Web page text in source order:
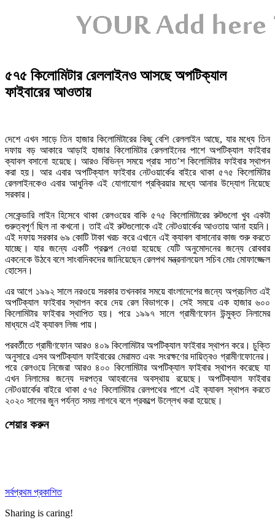
৫৭৫ কিলোমিটার রেললাইনও আসছে অপটিক্যাল
ফাইবারের আওতায়
দেশে এখন সাড়ে তিন হাজার কিলোমিটারের কিছু বেশি রেললাইন আছে, যার মধ্যে তিন
দফায় বড় আকারে আড়াই হাজার কিলোমিটার রেললাইনের পাশে অপটিক্যাল ফাইবার
ক্যাবল বসানো হয়েছে। আরও বিভিন্ন সময়ে প্রায় সাত’শ কিলোমিটার ফাইবার স্থাপন
করা হয়। আর এবার অপটিক্যাল ফাইবার নেটওয়ার্কের বাইরে থাকা ৫৭৫ কিলোমিটার
রেললাইনকেও এবার আধুনিক এই যোগাযোগ প্রক্রিয়ার মধ্যে আনার উদ্যোগ নিয়েছে
সরকার।
সেকেন্ডারি লাইন হিসেবে থাকা রেলওয়ের বাকি ৫৭৫ কিলোমিটারের রুটগুলো খুব একটা
গুরুত্বপূর্ণ ছিল না কখনো। তাই এই রুটগুলোকে এই নেটওয়ার্কের আওতায় আনা হয়নি।
এই দফায় সরকার ৬৯ কোটি টাকা খরচ করে এখানে এই ক্যাবল বাসানোর কাজ শুরু করতে
যাচ্ছে। যার জন্যে একটি প্রকল্প নেওয়া হয়েছে যেটি অনুমোদনের জন্যে রোববার
একনেকে উঠবে বলে সাংবাদিকদের জানিয়েছেন রেলপথ মন্ত্রনালয়েল সচিব মোঃ মোফাজ্জেল
হোসেন।
এর আগে ১৯৯২ সালে নরওয়ে সরকার তখনকার সময়ে বাংলাদেশের জন্যে অপ্রচলিত এই
অপটিক্যাল ফাইবার স্থাপন করে দেয় রেল বিভাগকে। সেই সময়ে এক হাজার ৬০০
কিলোমিটার ফাইবার স্থাপিত হয়। পরে ১৯৯৭ সালে গ্রামীণফোন উন্মুক্ত নিলামের
মাধ্যমে এই ক্যাবল লিজ পায়।
পরবর্তীতে গ্রামীণফোন আরও ৪০৯ কিলোমিটার অপটিক্যাল ফাইবার স্থাপন করে। চুক্তি
অনুসারে এসব অপটিক্যাল ফাইবারের মেরামত এবং সংরক্ষণের দায়িত্বও গ্রামীণফোনের।
পরে রেলওয়ে নিজেরা আরও ৪০০ কিলোমিটার অপটিক্যাল ফাইবার স্থাপন করেছে যা
এখন নিলামের জন্যে দরপত্র আহবানের অবস্থায় রয়েছে। অপটিক্যাল ফাইবার
নেটওয়ার্কের বাইরে থাকা ৫৭৫ কিলোমিটার রেলপথের পাশে এই ক্যাবল স্থাপন করতে
২০২০ সালের জুন পর্যন্ত সময় লাগবে বলে প্রকল্পে উল্লেখ করা হয়েছে।
শেয়ার করুন
সর্বপ্রথম প্রকাশিত
Sharing is caring!